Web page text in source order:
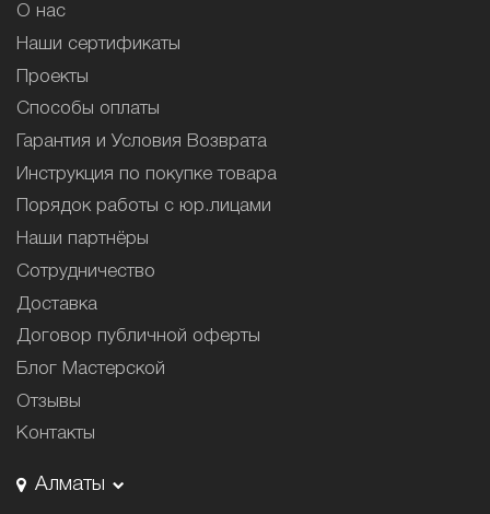
О нас
Наши сертификаты
Проекты
Способы оплаты
Гарантия и Условия Возврата
Инструкция по покупке товара
Порядок работы с юр.лицами
Наши партнёры
Сотрудничество
Доставка
Договор публичной оферты
Блог Мастерской
Отзывы
Контакты
Алматы